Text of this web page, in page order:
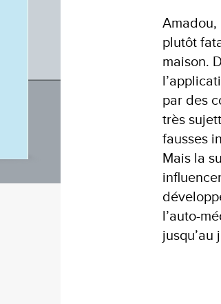
plutôt
maison.
par des
très
fausses
Mais la
l’auto-
jusqu’au